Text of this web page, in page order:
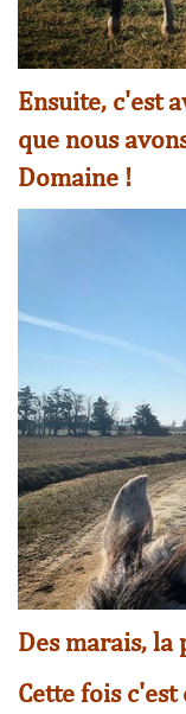
Ensuite, c'est
que nous
Domaine !
Des marais, la
Cette fois